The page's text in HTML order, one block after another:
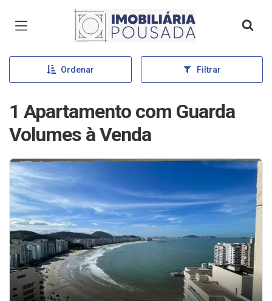
Página inicial
Ordenar Filtrar
1 Apartamento com Guarda
Volumes à Venda